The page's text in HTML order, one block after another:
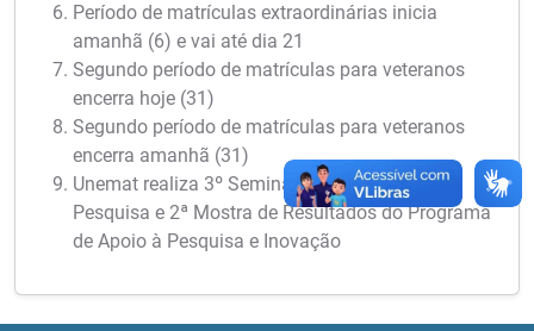
Período de matrículas extraordinárias inicia
amanhã (6) e vai até dia 21
Segundo período de matrículas para veteranos
encerra hoje (31)
Segundo período de matrículas para veteranos
encerra amanhã (31)
Unemat realiza 3º Seminário Meio Termo de
Pesquisa e 2ª Mostra de Resultados do Programa
de Apoio à Pesquisa e Inovação